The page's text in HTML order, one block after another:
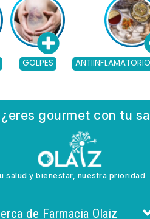
GOLPES
gourmet con tu
salud y bienestar, nuestra prioridad
de Farmacia Olaiz